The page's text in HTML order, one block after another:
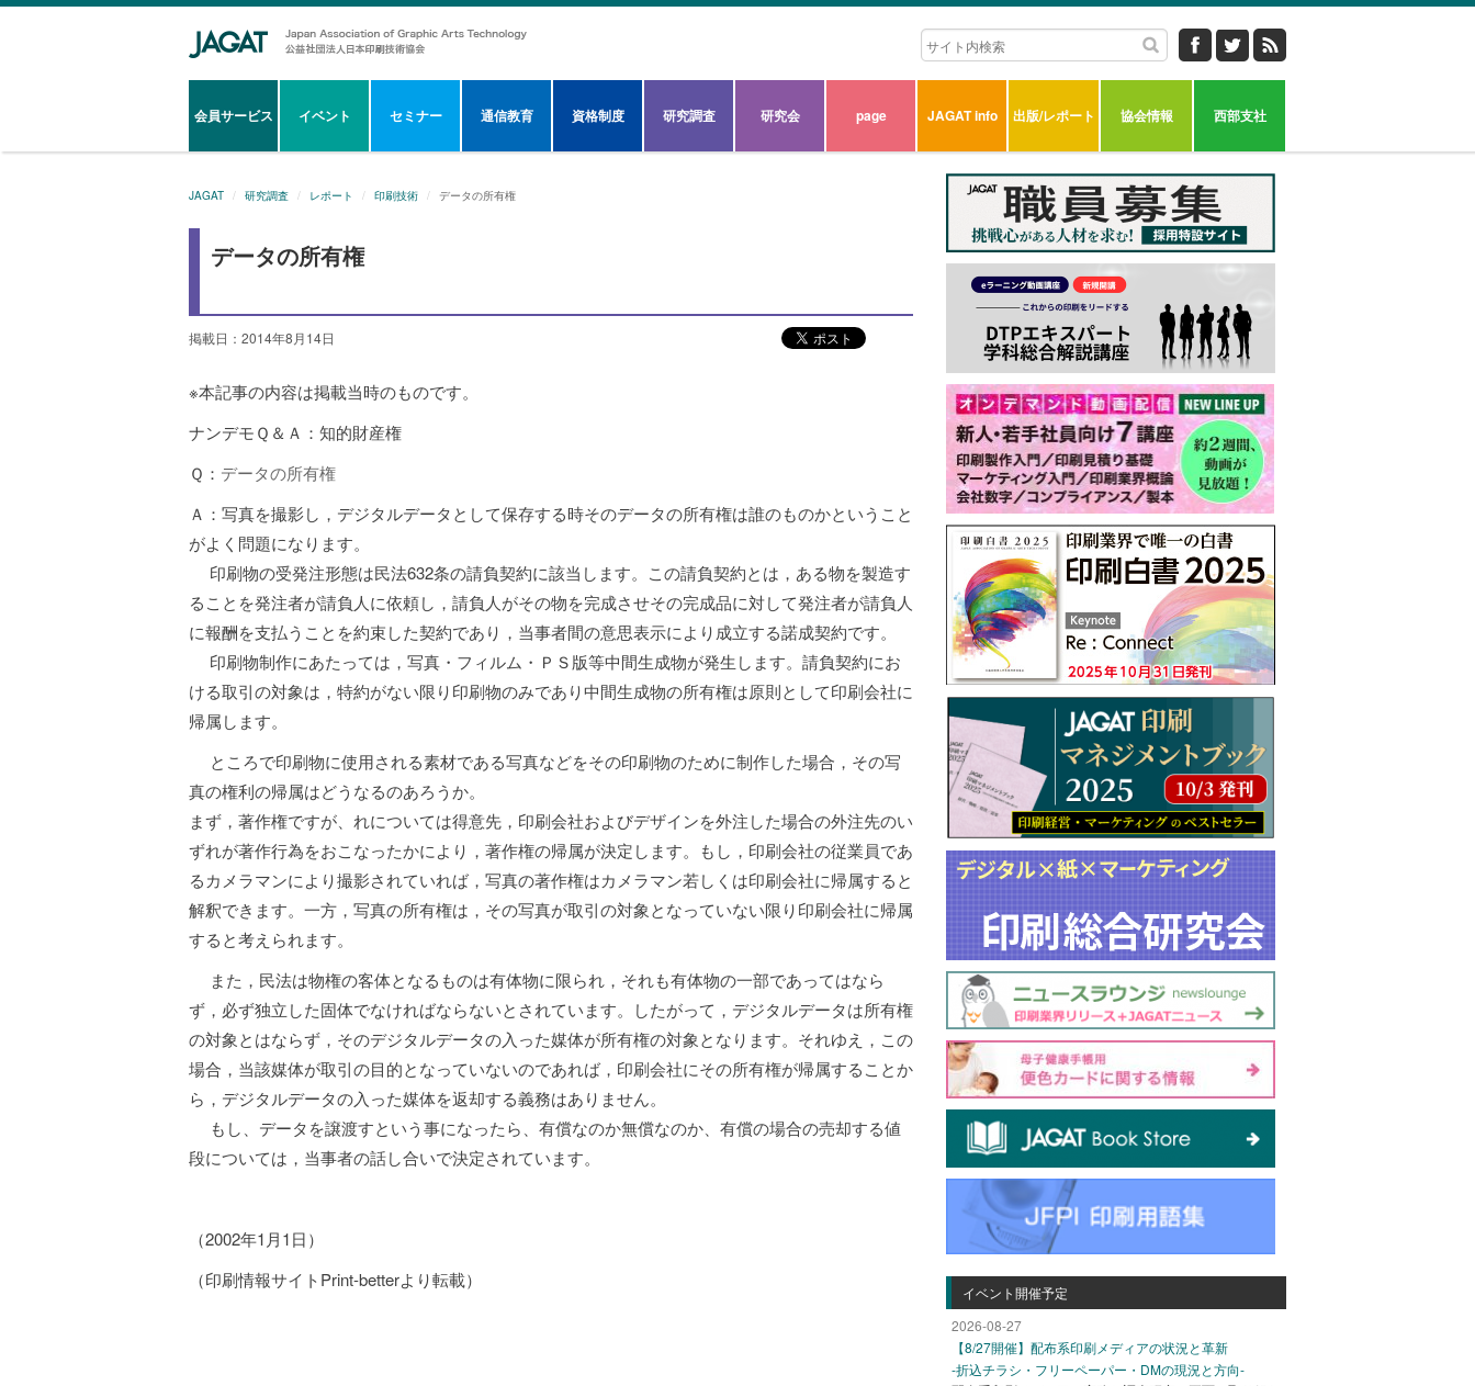
会員サービス イベント セミナー 通信教育 資格制度 研究調査 研究会 page JAGAT info 出版/レポート 協会情報 西部支社
JAGAT 研究調査 レポート 印刷技術 データの所有権
データの所有権
掲載日：2014年8月14日
※本記事の内容は掲載当時のものです。
ナンデモＱ＆Ａ：知的財産権
Ｑ： データの所有権
Ａ：写真を撮影し，デジタルデータとして保存する時そのデータの所有権は誰のものかということ
がよく問題になります。
印刷物の受発注形態は民法632条の請負契約に該当します。この請負契約とは，ある物を製造す
ることを発注者が請負人に依頼し，請負人がその物を完成させその完成品に対して発注者が請負人
に報酬を支払うことを約束した契約であり，当事者間の意思表示により成立する諾成契約です。
印刷物制作にあたっては，写真・フィルム・ＰＳ版等中間生成物が発生します。請負契約にお
ける取引の対象は，特約がない限り印刷物のみであり中間生成物の所有権は原則として印刷会社に
帰属します。
ところで印刷物に使用される素材である写真などをその印刷物のために制作した場合，その写
真の権利の帰属はどうなるのあろうか。
まず，著作権ですが、れについては得意先，印刷会社およびデザインを外注した場合の外注先のい
ずれが著作行為をおこなったかにより，著作権の帰属が決定します。もし，印刷会社の従業員であ
るカメラマンにより撮影されていれば，写真の著作権はカメラマン若しくは印刷会社に帰属すると
解釈できます。一方，写真の所有権は，その写真が取引の対象となっていない限り印刷会社に帰属
すると考えられます。
また，民法は物権の客体となるものは有体物に限られ，それも有体物の一部であってはなら
ず，必ず独立した固体でなければならないとされています。したがって，デジタルデータは所有権
の対象とはならず，そのデジタルデータの入った媒体が所有権の対象となります。それゆえ，この
場合，当該媒体が取引の目的となっていないのであれば，印刷会社にその所有権が帰属することか
ら，デジタルデータの入った媒体を返却する義務はありません。
もし、データを譲渡すという事になったら、有償なのか無償なのか、有償の場合の売却する値
段については，当事者の話し合いで決定されています。
（2002年1月1日）
（印刷情報サイトPrint-betterより転載）
イベント開催予定
2026-08-27
【8/27開催】配布系印刷メディアの状況と革新
-折込チラシ・フリーペーパー・DMの現況と方向-